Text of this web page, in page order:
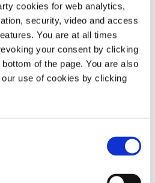
cookies for web analytics,
security, video and access
You are at all times
your consent by clicking
of the page. You are also
use of cookies by clicking
vil sige noget!
integrationsministeren: Jamen, for
der har sådan set været et fald på
– de sidste par år. Og samtidig
for opgørelse af normeringer.
udviklet en ny baseline, hvor vi
tjekke på deres hjemmeside, at i
der sådan set ikke blevet færre
som vi har siddet, og det er blevet